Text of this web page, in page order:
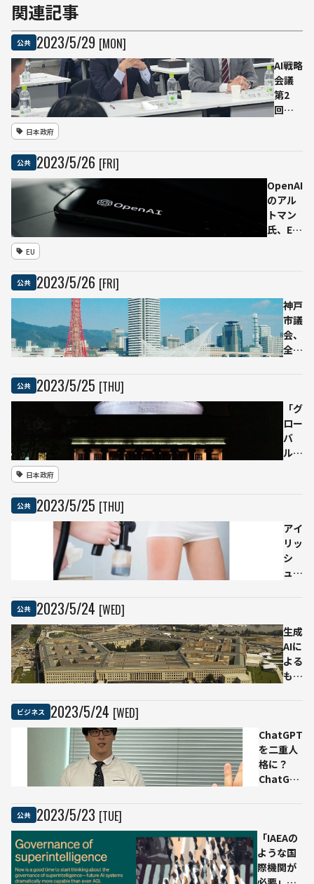
関連記事
公共 2023/5/29 [MON]
AI戦略
会議
第2
回、
イン
ター
ネッ
ト革
なも
の
に」
日本政府
公共 2023/5/26 [FRI]
OpenAI
のアル
トマン
氏、EU
の可能
性を示
唆
EU
公共 2023/5/26 [FRI]
神戸
市議
会、
全国
AIの
利用
指針
を定
可決
公共 2023/5/25 [THU]
「グ
ロー
バ
ル・
キャ
ンパ
ス構
想」
の要
とな
るか
日本政府
公共 2023/5/25 [THU]
アイ
リッ
シ
ュ・
AIで
生成
され
たデ
し謝
罪
公共 2023/5/24 [WED]
生成
AIに
よる
も
ン爆
破の
フェ
イク
上で
拡散
ビジネス 2023/5/24 [WED]
ChatGPT
を二重人
格に？
ChatGPT
数々の手
口
公共 2023/5/23 [TUE]
「IAEAの
ような国
際機関が